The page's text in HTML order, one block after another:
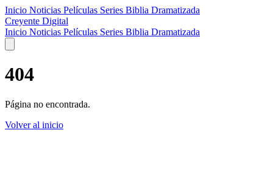
Inicio Noticias Películas Series Biblia Dramatizada
Creyente Digital
Inicio Noticias Películas Series Biblia Dramatizada
404
Página no encontrada.
Volver al inicio